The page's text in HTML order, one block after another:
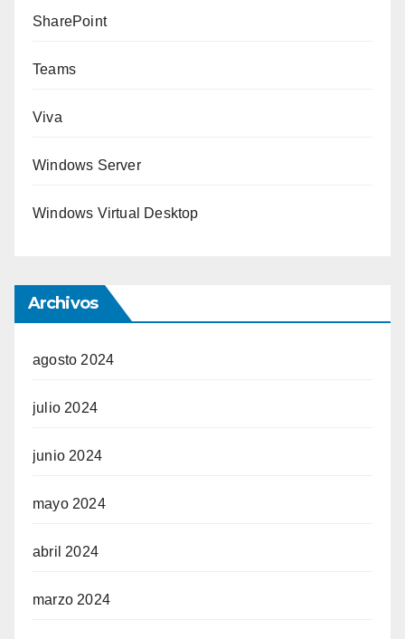
SharePoint
Teams
Viva
Windows Server
Windows Virtual Desktop
Archivos
agosto 2024
julio 2024
junio 2024
mayo 2024
abril 2024
marzo 2024